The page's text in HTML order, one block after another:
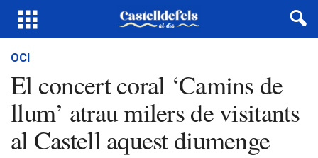
OCI
El concert coral ‘Camins de
llum’ atrau milers de visitants
al Castell aquest diumenge